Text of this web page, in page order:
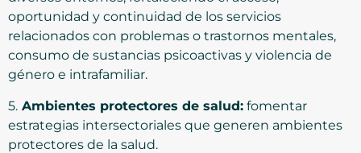
oportunidad y continuidad de los servicios
relacionados con problemas o trastornos mentales,
consumo de sustancias psicoactivas y violencia de
género e intrafamiliar.
5. Ambientes protectores de salud: fomentar
estrategias intersectoriales que generen ambientes
protectores de la salud.